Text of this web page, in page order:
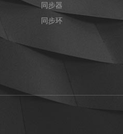
同步器
同步环